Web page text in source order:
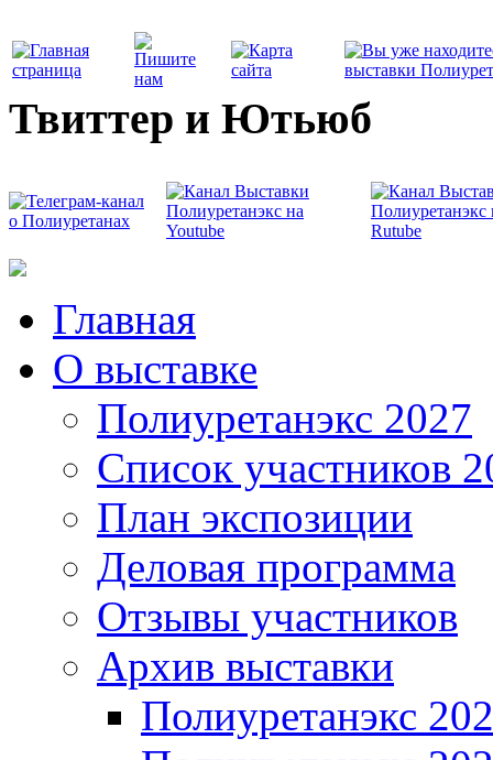
Твиттер и Ютьюб
Главная
О выставке
Полиуретанэкс 2027
Список участников
План экспозиции
Деловая программа
Отзывы участников
Архив выставки
Полиуретанэкс